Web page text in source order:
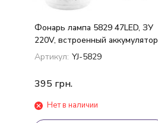
Фонарь лампа 5829 47LED, ЗУ
220V, встроенный аккумулятор
Артикул: YJ-5829
395 грн.
Нет в наличии